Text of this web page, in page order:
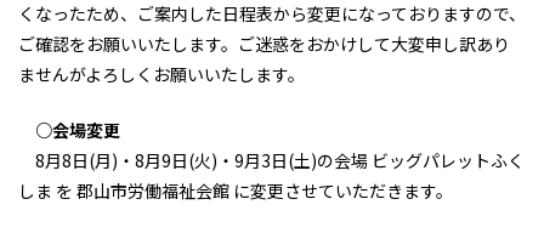
くなったため、ご案内した日程表から変更になっておりますので、
ご確認をお願いいたします。ご迷惑をおかけして大変申し訳あり
ませんがよろしくお願いいたします。
○会場変更
8月8日(月)・8月9日(火)・9月3日(土)の会場 ビッグパレットふく
しま を 郡山市労働福祉会館 に変更させていただきます。